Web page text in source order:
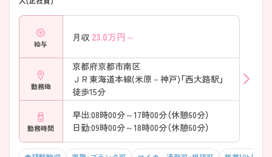
給与
月収 23.0万円～
勤務地
京都府京都市南区
ＪＲ東海道本線(米原－神戸)「西大路駅」
徒歩15分
勤務時間
早出:08時00分～17時00分（休憩60分）
日勤:09時00分～18時00分（休憩60分）